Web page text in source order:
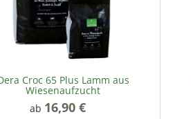
Croc 65 Plus Lamm aus
Wiesenaufzucht
ab 16,90 €